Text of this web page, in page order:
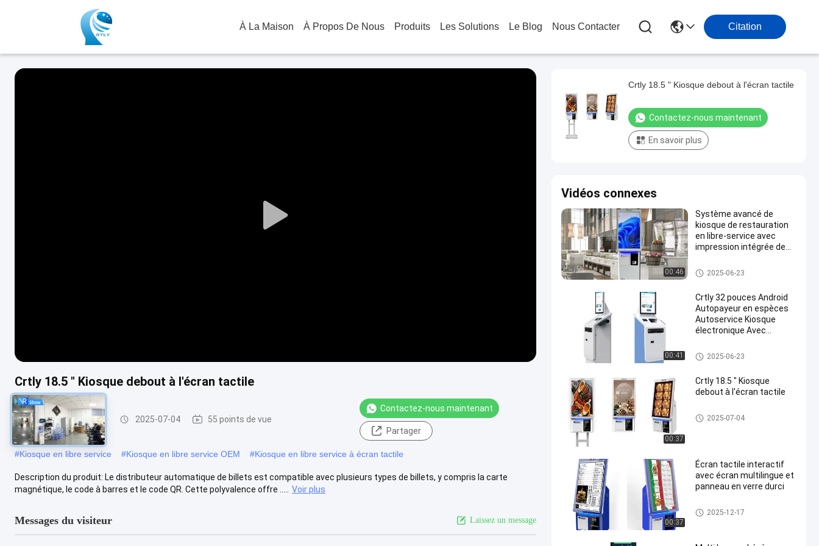
À La Maison À Propos De Nous Produits Les Solutions Le Blog Nous Contacter Citation
Play
Crtly 18.5 " Kiosque debout à l'écran tactile
Kiosque libre-service 2025-07-04 55 points de vue
Contactez-nous maintenant
Partager
#Kiosque en libre service #Kiosque en libre service OEM #Kiosque en libre service à écran tactile
Description du produit: Le distributeur automatique de billets est compatible avec plusieurs types de billets, y compris la carte
magnétique, le code à barres et le code QR. Cette polyvalence offre .....
Voir plus
Messages du visiteur Laissez un message
Crtly 18.5 " Kiosque debout à l'écran tactile
Contactez-nous maintenant
En savoir plus
Vidéos connexes
00:46
Système avancé de
kiosque de restauration
en libre-service avec
impression intégrée de
Kiosque libre-service
2025-06-23
00:41
Crtly 32 pouces Android
Autopayeur en espèces
Autoservice Kiosque
électronique Avec
Kiosque libre-service
2025-06-23
00:37
Crtly 18.5 " Kiosque
debout à l'écran tactile
Kiosque libre-service
2025-07-04
00:37
Écran tactile interactif
avec écran multilingue et
panneau en verre durci
Borne à écran tactile
2025-12-17